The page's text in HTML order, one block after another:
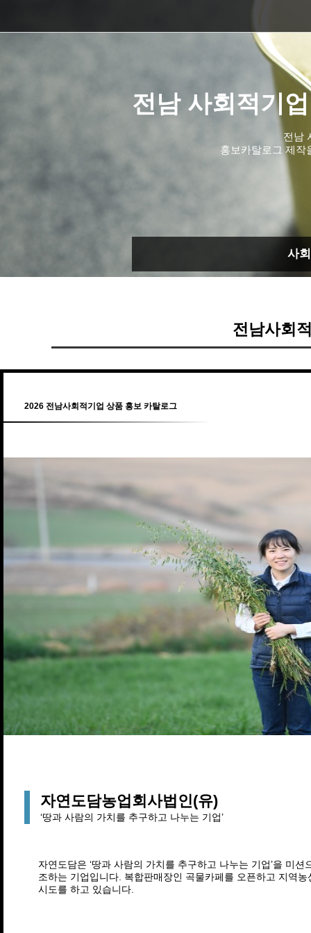
전남 사회적기
전남
홍보카탈로그 제작
사
전남사회
2026 전남사회적기업 상품 홍보 카탈로그
자연도담농업회사법인(유)
‘땅과 사람의 가치를 추구하고 나누는 기업’
자연도담은 ‘땅과 사람의 가치를 추구하고 나누는 기업’을 미
조하는 기업입니다. 복합판매장인 곡물카페를 오픈하고 지역
시도를 하고 있습니다.